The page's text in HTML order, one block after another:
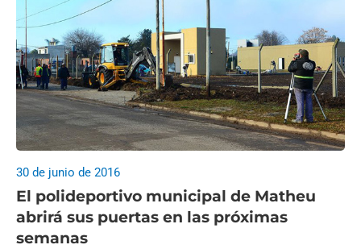
El polideportivo municipal de Matheu
abrirá sus puertas en las próximas
semanas
30 de junio de 2016